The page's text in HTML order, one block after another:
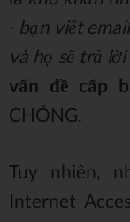
- bạn viết
và họ sẽ trả lời
vấn đề cấp
CHÓNG.
Tuy nhiên,
Internet